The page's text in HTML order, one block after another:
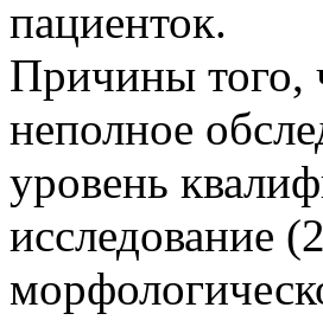
пациенток.
Причины того,
неполное
уровень
исследование